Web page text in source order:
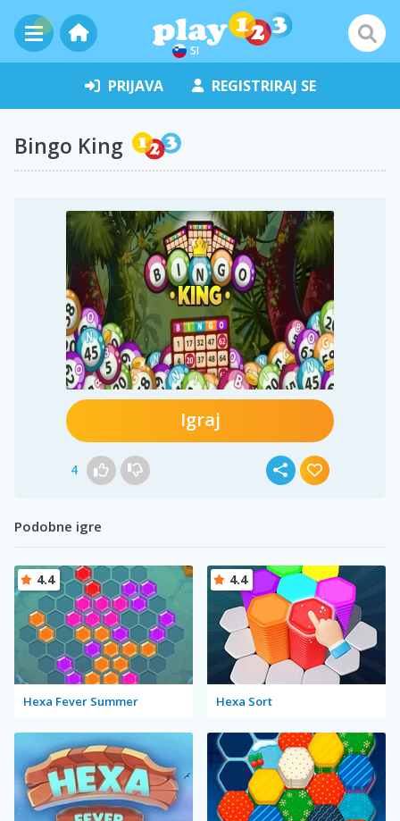
SI
PRIJAVA REGISTRIRAJ SE
Bingo King
Igraj
4
Podobne igre
Hexa Fever Summer
4.4
Hexa Sort
4.4